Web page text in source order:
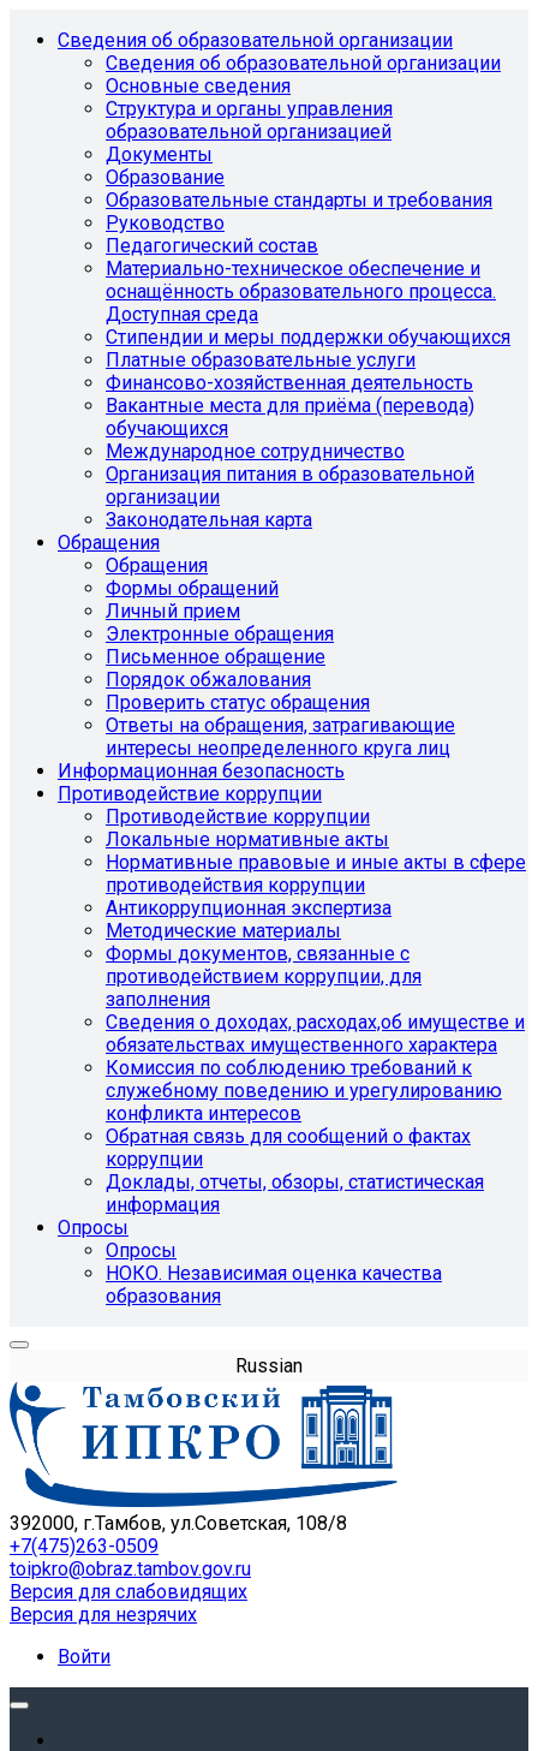
Сведения об образовательной организации
Сведения об образовательной организации
Основные сведения
Структура и органы управления
образовательной организацией
Документы
Образование
Образовательные стандарты и требования
Руководство
Педагогический состав
Материально-техническое обеспечение и
оснащённость образовательного процесса.
Доступная среда
Стипендии и меры поддержки обучающихся
Платные образовательные услуги
Финансово-хозяйственная деятельность
Вакантные места для приёма (перевода)
обучающихся
Международное сотрудничество
Организация питания в образовательной
организации
Законодательная карта
Обращения
Обращения
Формы обращений
Личный прием
Электронные обращения
Письменное обращение
Порядок обжалования
Проверить статус обращения
Ответы на обращения, затрагивающие
интересы неопределенного круга лиц
Информационная безопасность
Противодействие коррупции
Противодействие коррупции
Локальные нормативные акты
Нормативные правовые и иные акты в сфере
противодействия коррупции
Антикоррупционная экспертиза
Методические материалы
Формы документов, связанные с
противодействием коррупции, для
заполнения
Сведения о доходах, расходах,об имуществе и
обязательствах имущественного характера
Комиссия по соблюдению требований к
служебному поведению и урегулированию
конфликта интересов
Обратная связь для сообщений о фактах
коррупции
Доклады, отчеты, обзоры, статистическая
информация
Опросы
Опросы
НОКО. Независимая оценка качества
образования
Russian
392000, г.Тамбов, ул.Советская, 108/8
+7(475)263-0509
toipkro@obraz.tambov.gov.ru
Версия для слабовидящих
Версия для незрячих
Войти